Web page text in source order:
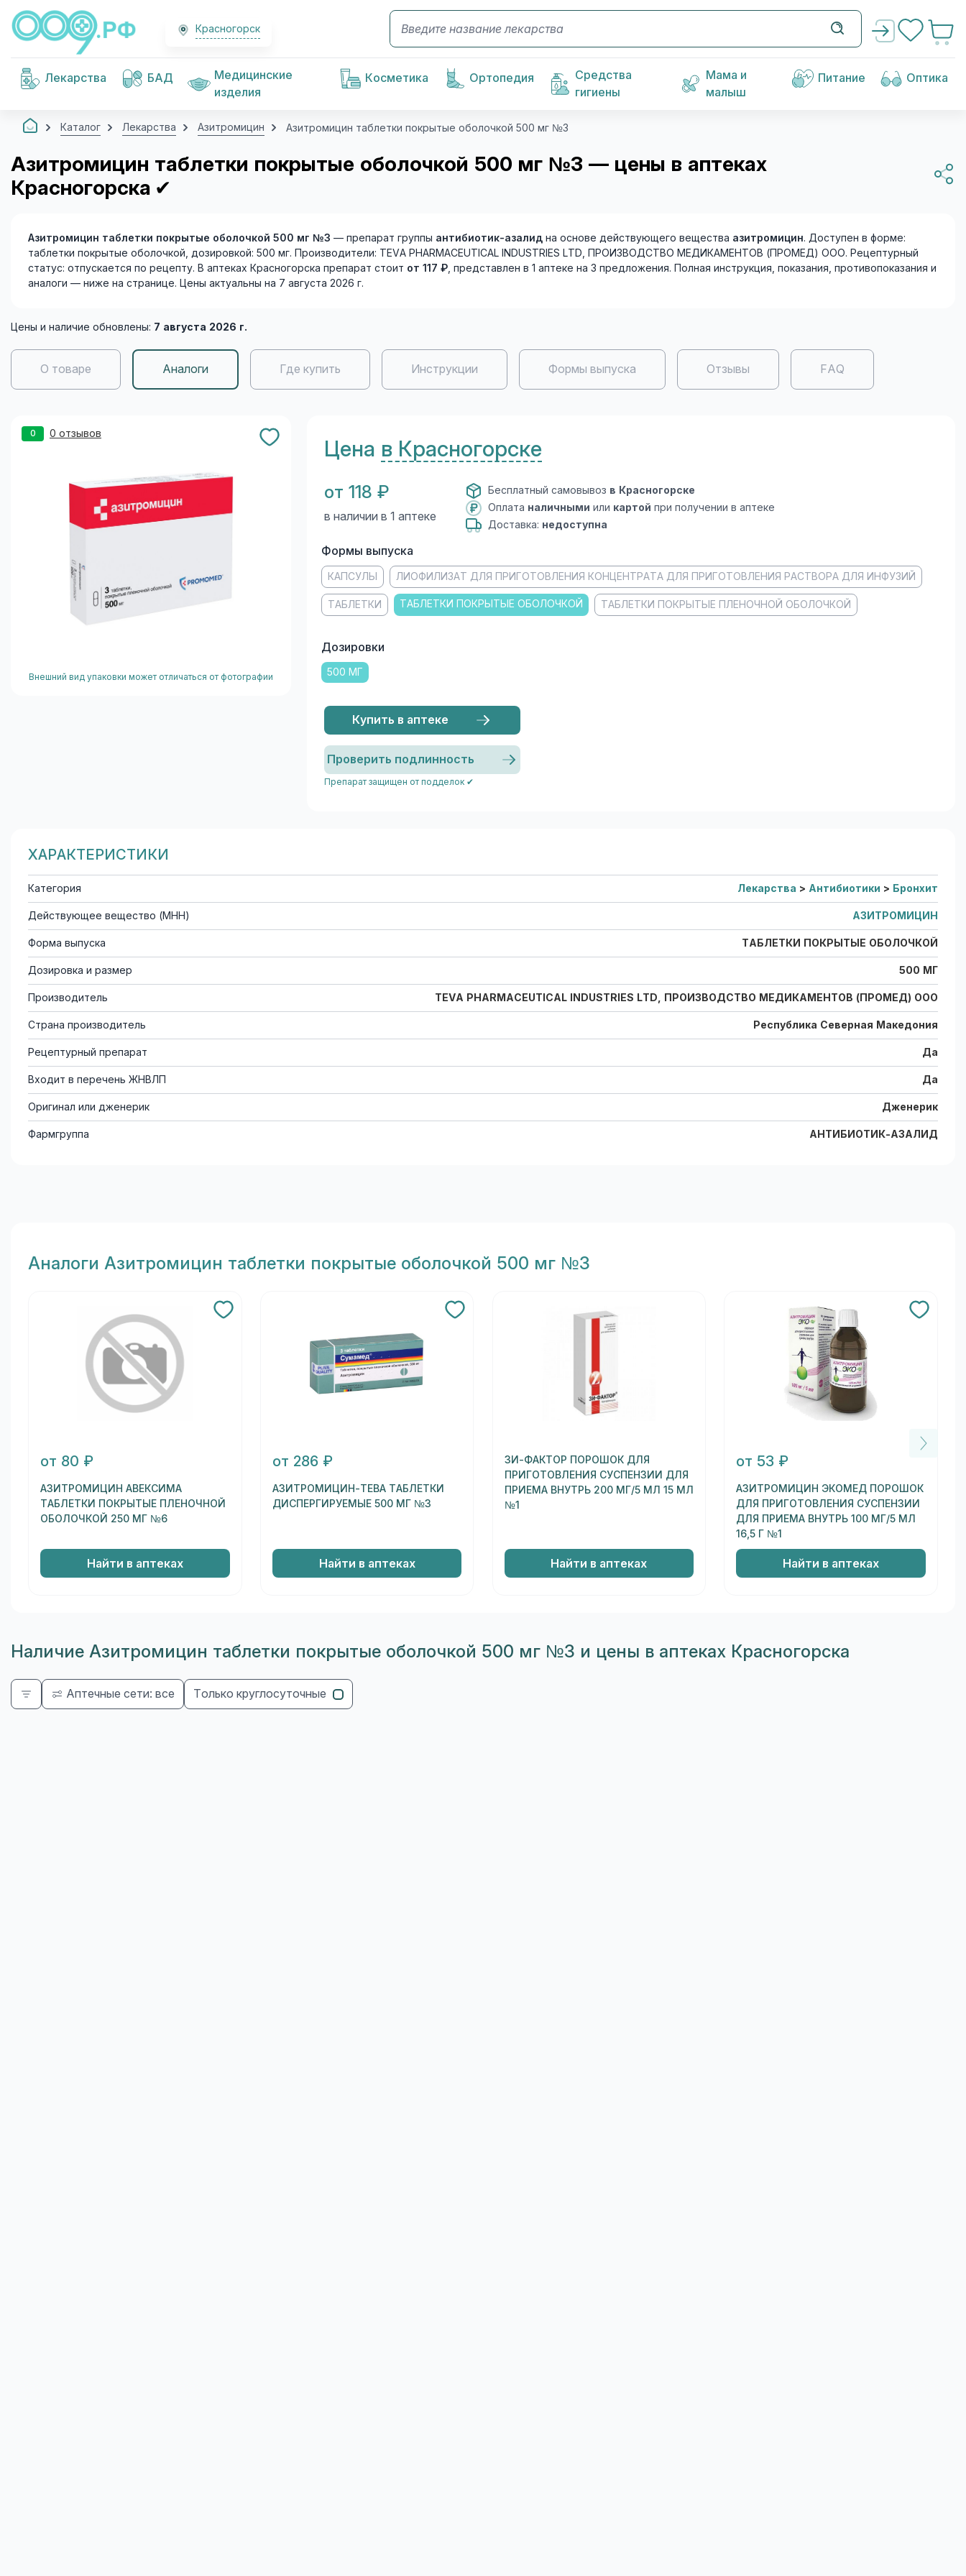
Красногорск
Лекарства БАД
Медицинские
изделия
Косметика Ортопедия
Средства
гигиены
Мама и
малыш
Питание Оптика
Каталог Лекарства Азитромицин Азитромицин таблетки покрытые оболочкой 500 мг №3
Азитромицин таблетки покрытые оболочкой 500 мг №3 — цены в аптеках
Красногорска ✔
Азитромицин таблетки покрытые оболочкой 500 мг №3 — препарат группы антибиотик-азалид на основе действующего вещества азитромицин. Доступен в форме:
таблетки покрытые оболочкой, дозировкой: 500 мг. Производители: TEVA PHARMACEUTICAL INDUSTRIES LTD, ПРОИЗВОДСТВО МЕДИКАМЕНТОВ (ПРОМЕД) ООО. Рецептурный
статус: отпускается по рецепту. В аптеках Красногорска препарат стоит от 117 ₽ , представлен в 1 аптеке на 3 предложения. Полная инструкция, показания, противопоказания и
аналоги — ниже на странице. Цены актуальны на 7 августа 2026 г.
Цены и наличие обновлены: 7 августа 2026 г.
О товаре Аналоги Где купить Инструкции Формы выпуска Отзывы FAQ
0 0 отзывов
Внешний вид упаковки может отличаться от фотографии
Цена в Красногорске
от 118 ₽
в наличии в 1 аптеке
Бесплатный самовывоз в Красногорске
Оплата наличными или картой при получении в аптеке
Доставка: недоступна
Формы выпуска
КАПСУЛЫ ЛИОФИЛИЗАТ ДЛЯ ПРИГОТОВЛЕНИЯ КОНЦЕНТРАТА ДЛЯ ПРИГОТОВЛЕНИЯ РАСТВОРА ДЛЯ ИНФУЗИЙ
ТАБЛЕТКИ ТАБЛЕТКИ ПОКРЫТЫЕ ОБОЛОЧКОЙ ТАБЛЕТКИ ПОКРЫТЫЕ ПЛЕНОЧНОЙ ОБОЛОЧКОЙ
Дозировки
500 МГ
Купить в аптеке
Проверить подлинность
Препарат защищен от подделок ✔
ХАРАКТЕРИСТИКИ
Категория Лекарства > Антибиотики > Бронхит
Действующее вещество (МНН) АЗИТРОМИЦИН
Форма выпуска ТАБЛЕТКИ ПОКРЫТЫЕ ОБОЛОЧКОЙ
Дозировка и размер 500 МГ
Производитель TEVA PHARMACEUTICAL INDUSTRIES LTD, ПРОИЗВОДСТВО МЕДИКАМЕНТОВ (ПРОМЕД) ООО
Страна производитель Республика Северная Македония
Рецептурный препарат Да
Входит в перечень ЖНВЛП Да
Оригинал или дженерик Дженерик
Фармгруппа АНТИБИОТИК-АЗАЛИД
Aналоги Азитромицин таблетки покрытые оболочкой 500 мг №3
от 80 ₽
АЗИТРОМИЦИН АВЕКСИМА
ТАБЛЕТКИ ПОКРЫТЫЕ ПЛЕНОЧНОЙ
ОБОЛОЧКОЙ 250 МГ №6
Найти в аптеках
от 286 ₽
АЗИТРОМИЦИН-ТЕВА ТАБЛЕТКИ
ДИСПЕРГИРУЕМЫЕ 500 МГ №3
Найти в аптеках
ЗИ-ФАКТОР ПОРОШОК ДЛЯ
ПРИГОТОВЛЕНИЯ СУСПЕНЗИИ ДЛЯ
ПРИЕМА ВНУТРЬ 200 МГ/5 МЛ 15 МЛ
№1
Найти в аптеках
от 53 ₽
АЗИТРОМИЦИН ЭКОМЕД ПОРОШОК
ДЛЯ ПРИГОТОВЛЕНИЯ СУСПЕНЗИИ
ДЛЯ ПРИЕМА ВНУТРЬ 100 МГ/5 МЛ
16,5 Г №1
Найти в аптеках
Наличие Азитромицин таблетки покрытые оболочкой 500 мг №3 и цены в аптеках Красногорска
Аптечные сети: все Только круглосуточные